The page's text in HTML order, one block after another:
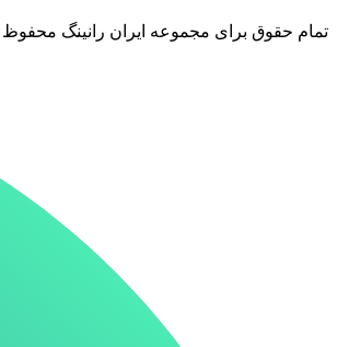
تمام حقوق برای مجموعه ایران رانینگ